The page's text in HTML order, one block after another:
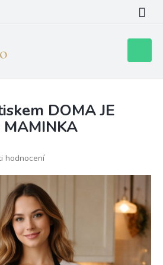
košík
DOMA JE
MAMINKA
hodnocení